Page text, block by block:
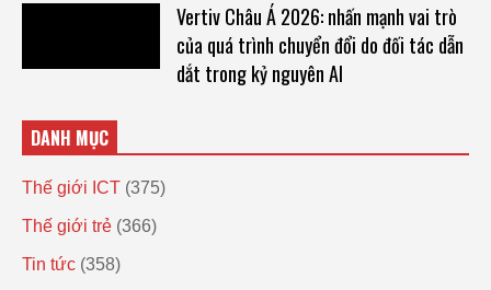
Vertiv Châu Á 2026: nhấn mạnh vai trò
của quá trình chuyển đổi do đối tác dẫn
dắt trong kỷ nguyên AI
DANH MỤC
Thế giới ICT (375)
Thế giới trẻ (366)
Tin tức (358)